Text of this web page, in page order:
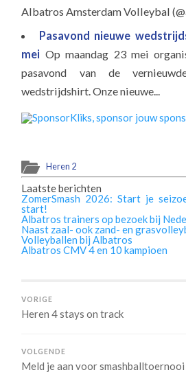
Albatros Amsterdam Volleybal
Pasavond nieuwe
mei Op maandag 23 mei
pasavond van de
wedstrijdshirt. Onze nieuwe...
Heren 2
Laatste berichten
ZomerSmash 2026: Start je
start!
Albatros trainers op bezoek bij
Naast zaal- ook zand- en
Volleyballen bij Albatros
Albatros CMV 4 en 10 kampioen
VORIGE
Heren 4 stays on track
VOLGENDE
Meld je aan voor smashballtoernooi